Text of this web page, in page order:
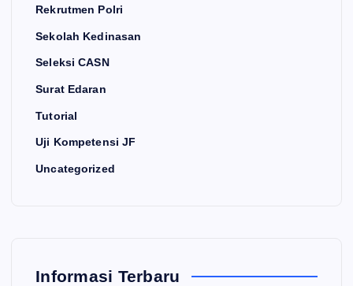
Rekrutmen Polri
Sekolah Kedinasan
Seleksi CASN
Surat Edaran
Tutorial
Uji Kompetensi JF
Uncategorized
Informasi Terbaru